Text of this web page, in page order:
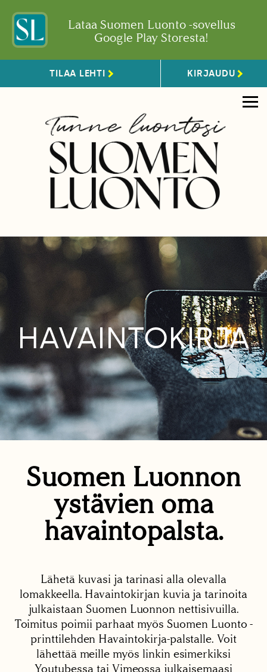
Lataa Suomen Luonto -sovellus
Google Play Storesta!
TILAA LEHTI KIRJAUDU
HAVAINTOKIRJA
Suomen Luonnon
ystävien oma
havaintopalsta.
Lähetä kuvasi ja tarinasi alla olevalla
lomakkeella. Havaintokirjan kuvia ja tarinoita
julkaistaan Suomen Luonnon nettisivuilla.
Toimitus poimii parhaat myös Suomen Luonto -
printtilehden Havaintokirja-palstalle. Voit
lähettää meille myös linkin esimerkiksi
Youtubessa tai Vimeossa julkaisemaasi